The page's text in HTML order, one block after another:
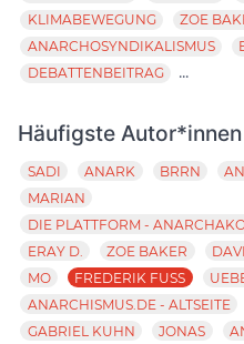
KLIMABEWEGUNG
ZOE
ANARCHOSYNDIKALISMUS
DEBATTENBEITRAG
...
Häufigste Autor*innen
SADI ANARK BRRN
MARIAN
DIE PLATTFORM -
ERAY D.
ZOE BAKER
MO
FREDERIK FUSS
ANARCHISMUS.DE - ALTSEITE
GABRIEL KUHN
JONAS